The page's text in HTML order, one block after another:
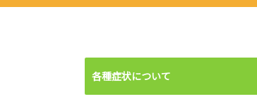
各種症状について